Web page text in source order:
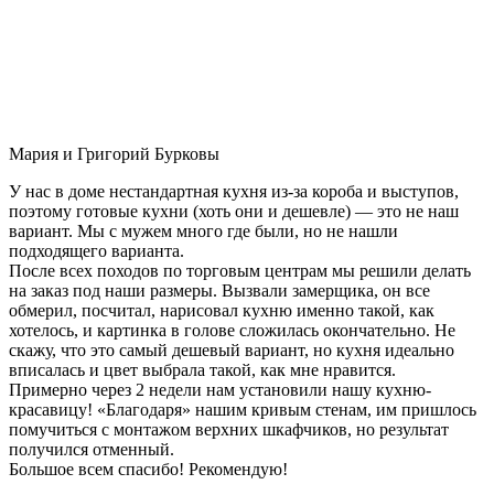
Мария и Григорий Бурковы
У нас в доме нестандартная кухня из-за короба и выступов,
поэтому готовые кухни (хоть они и дешевле) — это не наш
вариант. Мы с мужем много где были, но не нашли
подходящего варианта.
После всех походов по торговым центрам мы решили делать
на заказ под наши размеры. Вызвали замерщика, он все
обмерил, посчитал, нарисовал кухню именно такой, как
хотелось, и картинка в голове сложилась окончательно. Не
скажу, что это самый дешевый вариант, но кухня идеально
вписалась и цвет выбрала такой, как мне нравится.
Примерно через 2 недели нам установили нашу кухню-
красавицу! «Благодаря» нашим кривым стенам, им пришлось
помучиться с монтажом верхних шкафчиков, но результат
получился отменный.
Большое всем спасибо! Рекомендую!